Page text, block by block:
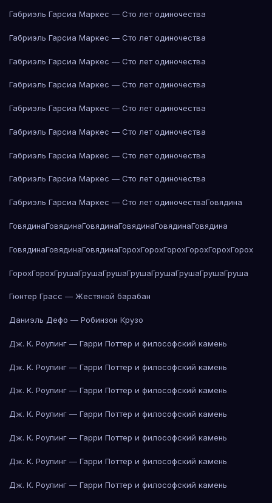
Габриэль Гарсиа Маркес — Сто лет одиночества
Габриэль Гарсиа Маркес — Сто лет одиночества
Габриэль Гарсиа Маркес — Сто лет одиночества
Габриэль Гарсиа Маркес — Сто лет одиночества
Габриэль Гарсиа Маркес — Сто лет одиночества
Габриэль Гарсиа Маркес — Сто лет одиночества
Габриэль Гарсиа Маркес — Сто лет одиночества
Габриэль Гарсиа Маркес — Сто лет одиночества
Габриэль Гарсиа Маркес — Сто лет одиночестваГовядина
ГовядинаГовядинаГовядинаГовядинаГовядинаГовядина
ГовядинаГовядинаГовядинаГорохГорохГорохГорохГорохГорох
ГорохГорохГрушаГрушаГрушаГрушаГрушаГрушаГрушаГруша
Гюнтер Грасс — Жестяной барабан
Даниэль Дефо — Робинзон Крузо
Дж. К. Роулинг — Гарри Поттер и философский камень
Дж. К. Роулинг — Гарри Поттер и философский камень
Дж. К. Роулинг — Гарри Поттер и философский камень
Дж. К. Роулинг — Гарри Поттер и философский камень
Дж. К. Роулинг — Гарри Поттер и философский камень
Дж. К. Роулинг — Гарри Поттер и философский камень
Дж. К. Роулинг — Гарри Поттер и философский камень